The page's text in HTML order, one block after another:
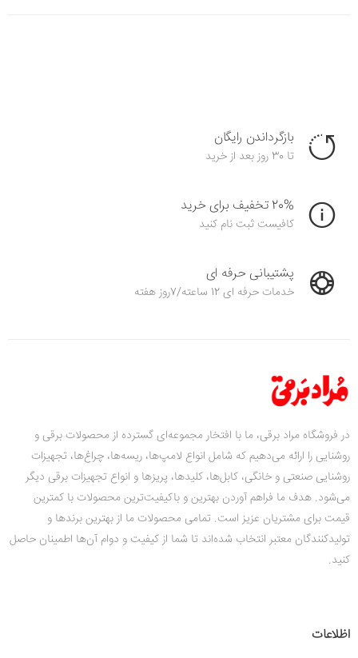
بازگرداندن رایگان
تا 30 روز بعد از خرید
20% تخفیف برای خرید
کافیست ثبت نام کنید
پشتیبانی حرفه ای
خدمات حرفه ای 12 ساعته/7روز هفته
در فروشگاه مراد برقی، ما با افتخار مجموعه‌ای گسترده از محصولات برقی و
روشنایی را ارائه می‌دهیم که شامل انواع لامپ‌ها، ریسه‌ها، چراغ‌ها، تجهیزات
روشنایی صنعتی و خانگی، کابل‌ها، کلیدها، پریزها و انواع تجهیزات برقی دیگر
می‌شود. هدف ما فراهم آوردن بهترین و باکیفیت‌ترین محصولات با کمترین
قیمت‌ برای مشتریان عزیز است. تمامی محصولات ما از بهترین برندها و
تولیدکنندگان معتبر انتخاب شده‌اند تا شما از کیفیت و دوام آن‌ها اطمینان حاصل
کنید.
اظلاعات